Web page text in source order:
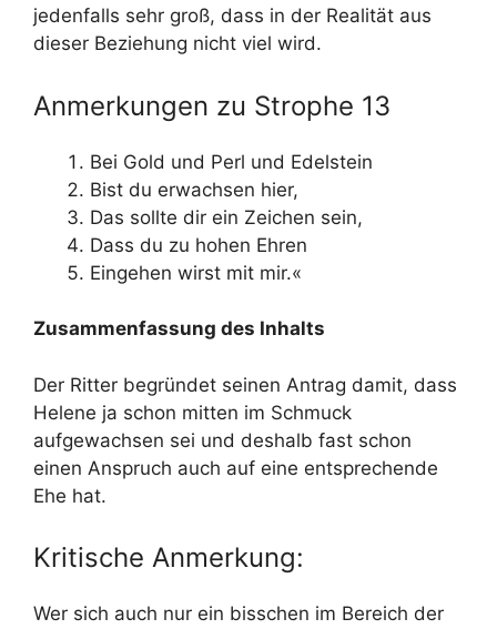
jedenfalls sehr groß, dass in der Realität aus
dieser Beziehung nicht viel wird.
Anmerkungen zu Strophe 13
Bei Gold und Perl und Edelstein
Bist du erwachsen hier,
Das sollte dir ein Zeichen sein,
Dass du zu hohen Ehren
Eingehen wirst mit mir.«
Zusammenfassung des Inhalts
Der Ritter begründet seinen Antrag damit, dass
Helene ja schon mitten im Schmuck
aufgewachsen sei und deshalb fast schon
einen Anspruch auch auf eine entsprechende
Ehe hat.
Kritische Anmerkung:
Wer sich auch nur ein bisschen im Bereich der